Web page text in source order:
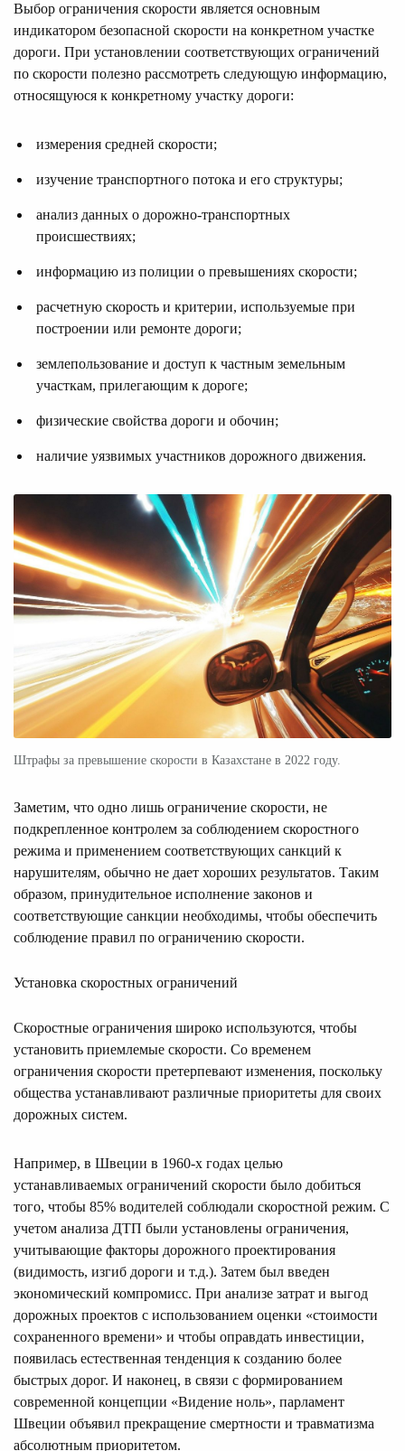
Выбор ограничения скорости является основным
индикатором безопасной скорости на конкретном участке
дороги. При установлении соответствующих ограничений
по скорости полезно рассмотреть следующую информацию,
относящуюся к конкретному участку дороги:
измерения средней скорости;
изучение транспортного потока и его структуры;
анализ данных о дорожно-транспортных
происшествиях;
информацию из полиции о превышениях скорости;
расчетную скорость и критерии, используемые при
построении или ремонте дороги;
землепользование и доступ к частным земельным
участкам, прилегающим к дороге;
физические свойства дороги и обочин;
наличие уязвимых участников дорожного движения.
Штрафы за превышение скорости в Казахстане в 2022 году.
Заметим, что одно лишь ограничение скорости, не
подкрепленное контролем за соблюдением скоростного
режима и применением соответствующих санкций к
нарушителям, обычно не дает хороших результатов. Таким
образом, принудительное исполнение законов и
соответствующие санкции необходимы, чтобы обеспечить
соблюдение правил по ограничению скорости.
Установка скоростных ограничений
Скоростные ограничения широко используются, чтобы
установить приемлемые скорости. Со временем
ограничения скорости претерпевают изменения, поскольку
общества устанавливают различные приоритеты для своих
дорожных систем.
Например, в Швеции в 1960-х годах целью
устанавливаемых ограничений скорости было добиться
того, чтобы 85% водителей соблюдали скоростной режим. С
учетом анализа ДТП были установлены ограничения,
учитывающие факторы дорожного проектирования
(видимость, изгиб дороги и т.д.). Затем был введен
экономический компромисс. При анализе затрат и выгод
дорожных проектов с использованием оценки «стоимости
сохраненного времени» и чтобы оправдать инвестиции,
появилась естественная тенденция к созданию более
быстрых дорог. И наконец, в связи с формированием
современной концепции «Видение ноль», парламент
Швеции объявил прекращение смертности и травматизма
абсолютным приоритетом.